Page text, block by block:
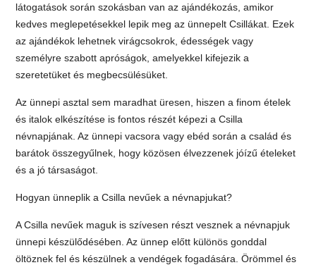
látogatások során szokásban van az ajándékozás, amikor
kedves meglepetésekkel lepik meg az ünnepelt Csillákat. Ezek
az ajándékok lehetnek virágcsokrok, édességek vagy
személyre szabott apróságok, amelyekkel kifejezik a
szeretetüket és megbecsülésüket.
Az ünnepi asztal sem maradhat üresen, hiszen a finom ételek
és italok elkészítése is fontos részét képezi a Csilla
névnapjának. Az ünnepi vacsora vagy ebéd során a család és
barátok összegyűlnek, hogy közösen élvezzenek jóízű ételeket
és a jó társaságot.
Hogyan ünneplik a Csilla nevűek a névnapjukat?
A Csilla nevűek maguk is szívesen részt vesznek a névnapjuk
ünnepi készülődésében. Az ünnep előtt különös gonddal
öltöznek fel és készülnek a vendégek fogadására. Örömmel és